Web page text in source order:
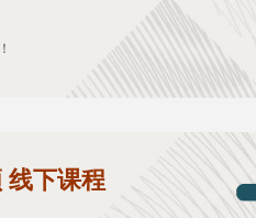
线下课程